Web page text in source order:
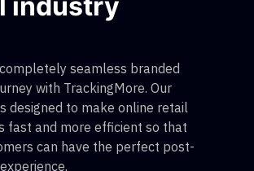
seamless branded
with TrackingMore. Our
designed to make online retail
fast and more efficient so that
can have the perfect post-